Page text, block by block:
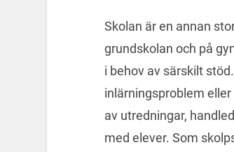
Skolan är en annan
grundskolan och på
i behov av särskilt
inlärningsproblem
av utredningar,
med elever. Som